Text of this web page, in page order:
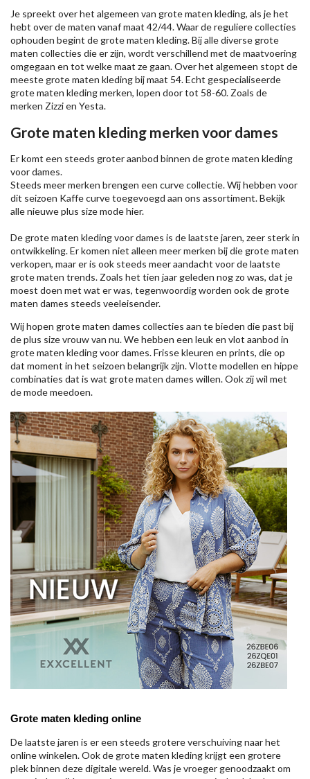
Je spreekt over het algemeen van grote maten kleding, als je het
hebt over de maten vanaf maat 42/44. Waar de reguliere collecties
ophouden begint de grote maten kleding. Bij alle diverse grote
maten collecties die er zijn, wordt verschillend met de maatvoering
omgegaan en tot welke maat ze gaan. Over het algemeen stopt de
meeste grote maten kleding bij maat 54. Echt gespecialiseerde
grote maten kleding merken, lopen door tot 58-60. Zoals de
merken Zizzien Yesta.
Grote maten kleding merken voor dames
Er komt een steeds groter aanbod binnen de grote maten kleding
voor dames.
Steeds meer merken brengen een curve collectie. Wij hebben voor
dit seizoen Kaffecurve toegevoegd aan ons assortiment. Bekijk
alle nieuweplus size modehier.
De grote maten kleding voor dames is de laatste jaren, zeer sterk in
ontwikkeling. Er komen niet alleen meer merken bij die grote maten
verkopen, maar er is ook steeds meer aandacht voor de laatste
grote maten trends. Zoals het tien jaar geleden nog zo was, dat je
moest doen met wat er was, tegenwoordig worden ook de grote
maten dames steeds veeleisender.
Wij hopen grote maten dames collecties aan te bieden die past bij
de plus size vrouw van nu. We hebben een leuk en vlot aanbod in
grote maten kleding voor dames. Frisse kleuren en prints, die op
dat moment in het seizoen belangrijk zijn. Vlotte modellen en hippe
combinaties dat is wat grote maten dames willen. Ook zij wil met
de mode meedoen.
Grote maten kleding online
De laatste jaren is er een steeds grotere verschuiving naar het
online winkelen. Ook de grote maten kleding krijgt een grotere
plek binnen deze digitale wereld. Was je vroeger genoodzaakt om